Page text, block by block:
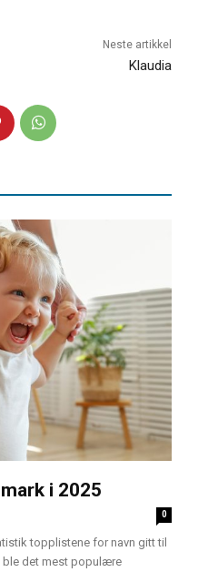
Neste artikkel
Klaudia
i 2025
0
topplistene for navn gitt til
ble det mest populære